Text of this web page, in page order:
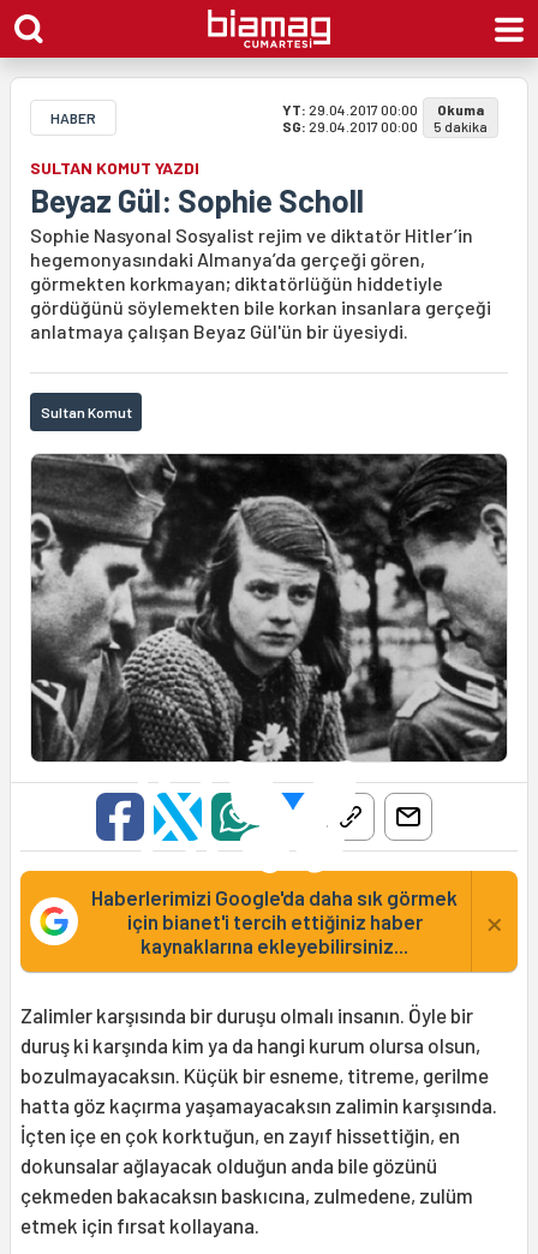
HABER YT: 29.04.2017 00:00
SG: 29.04.2017 00:00
Okuma
5 dakika
SULTAN KOMUT YAZDI
Beyaz Gül: Sophie Scholl
Sophie Nasyonal Sosyalist rejim ve diktatör Hitler’in
hegemonyasındaki Almanya’da gerçeği gören,
görmekten korkmayan; diktatörlüğün hiddetiyle
gördüğünü söylemekten bile korkan insanlara gerçeği
anlatmaya çalışan Beyaz Gül'ün bir üyesiydi.
Sultan Komut
Haberlerimizi Google'da daha sık görmek
için bianet'i tercih ettiğiniz haber
kaynaklarına ekleyebilirsiniz...
×
Zalimler karşısında bir duruşu olmalı insanın. Öyle bir
duruş ki karşında kim ya da hangi kurum olursa olsun,
bozulmayacaksın. Küçük bir esneme, titreme, gerilme
hatta göz kaçırma yaşamayacaksın zalimin karşısında.
İçten içe en çok korktuğun, en zayıf hissettiğin, en
dokunsalar ağlayacak olduğun anda bile gözünü
çekmeden bakacaksın baskıcına, zulmedene, zulüm
etmek için fırsat kollayana.